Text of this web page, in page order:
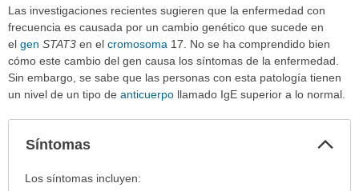
Las investigaciones recientes sugieren que la enfermedad con
frecuencia es causada por un cambio genético que sucede en
el gen STAT3 en el cromosoma 17. No se ha comprendido bien
cómo este cambio del gen causa los síntomas de la enfermedad.
Sin embargo, se sabe que las personas con esta patología tienen
un nivel de un tipo de anticuerpo llamado IgE superior a lo normal.
Síntomas
Síntomas
Los síntomas incluyen: